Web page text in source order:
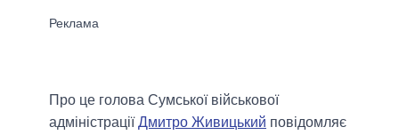
Про це голова Сумської військової
адміністраціїДмитро Живицький повідомляє